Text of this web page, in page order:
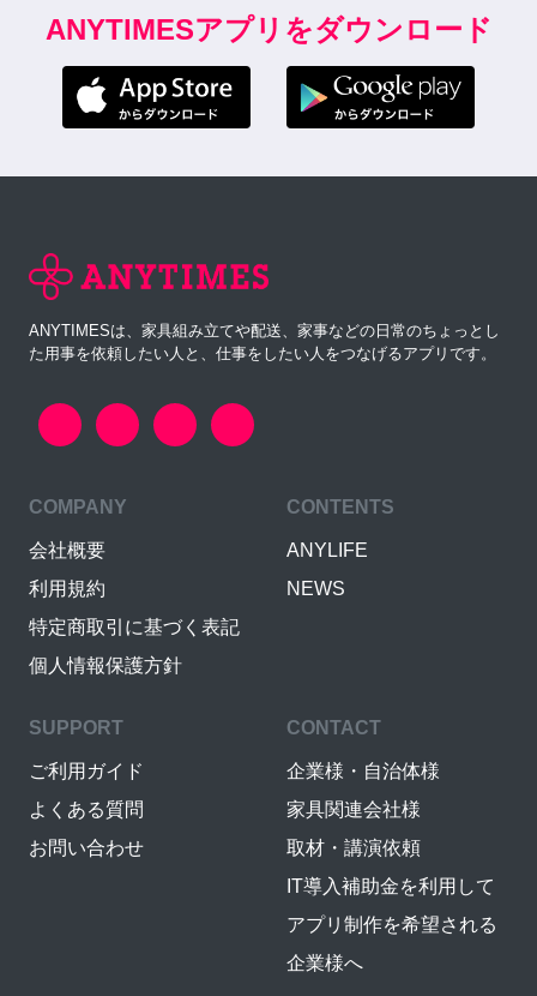
ANYTIMESアプリをダウンロード
ANYTIMESは、家具組み立てや配送、家事などの日常のちょっとし
た用事を依頼したい人と、仕事をしたい人をつなげるアプリです。
COMPANY
会社概要
利用規約
特定商取引に基づく表記
個人情報保護方針
CONTENTS
ANYLIFE
NEWS
SUPPORT
ご利用ガイド
よくある質問
お問い合わせ
CONTACT
企業様・自治体様
家具関連会社様
取材・講演依頼
IT導入補助金を利用して
アプリ制作を希望される
企業様へ